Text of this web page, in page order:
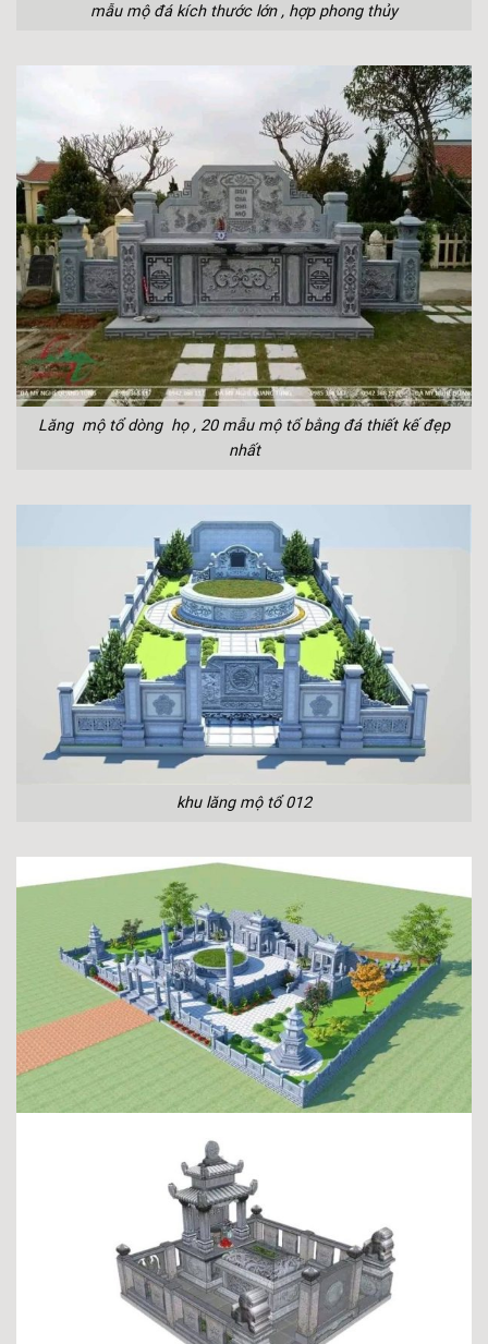
mẫu mộ đá kích thước lớn , hợp phong thủy
Lăng mộ tổ dòng họ , 20 mẫu mộ tổ bằng đá thiết kế đẹp
nhất
khu lăng mộ tổ 012